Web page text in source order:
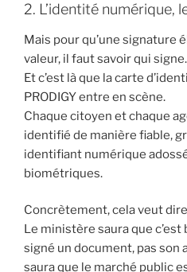
2. L’identité
Mais pour qu’une signature
valeur, il faut savoir qui signe.
Et c’est là que la carte
PRODIGY entre en scène.
Chaque citoyen et chaque
identifié de manière fiable,
identifiant numérique
biométriques.
Concrètement, cela veut
Le ministère saura que
signé un document, pas son
saura que le marché public